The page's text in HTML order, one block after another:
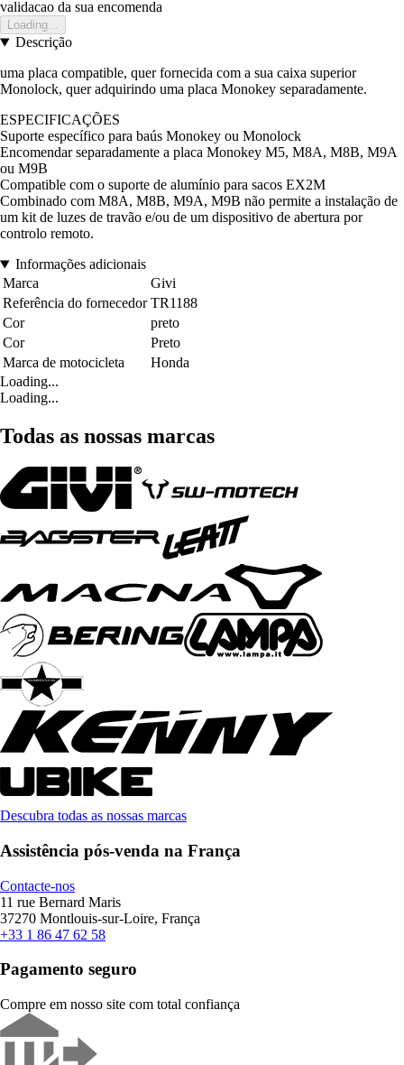
validacao da sua encomenda
Loading...
Descrição
uma placa compatible, quer fornecida com a sua caixa superior
Monolock, quer adquirindo uma placa Monokey separadamente.
ESPECIFICAÇÕES
Suporte específico para baús Monokey ou Monolock
Encomendar separadamente a placa Monokey M5, M8A, M8B, M9A
ou M9B
Compatible com o suporte de alumínio para sacos EX2M
Combinado com M8A, M8B, M9A, M9B não permite a instalação de
um kit de luzes de travão e/ou de um dispositivo de abertura por
controlo remoto.
Informações adicionais
Marca
Givi
Referência do fornecedor TR1188
Cor
preto
Cor
Preto
Marca de motocicleta
Honda
Loading...
Loading...
Todas as nossas marcas
Descubra todas as nossas marcas
Assistência pós-venda na França
Contacte-nos
11 rue Bernard Maris
37270 Montlouis-sur-Loire, França
+33 1 86 47 62 58
Pagamento seguro
Compre em nosso site com total confiança